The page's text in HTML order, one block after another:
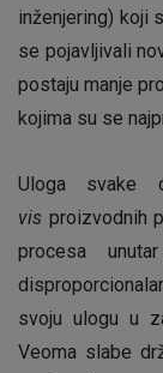
inženjering) koji
se pojavljivali
postaju manje
kojima su se
Uloga svake
vis proizvodnih
procesa
svoju ulogu u
Veoma slabe